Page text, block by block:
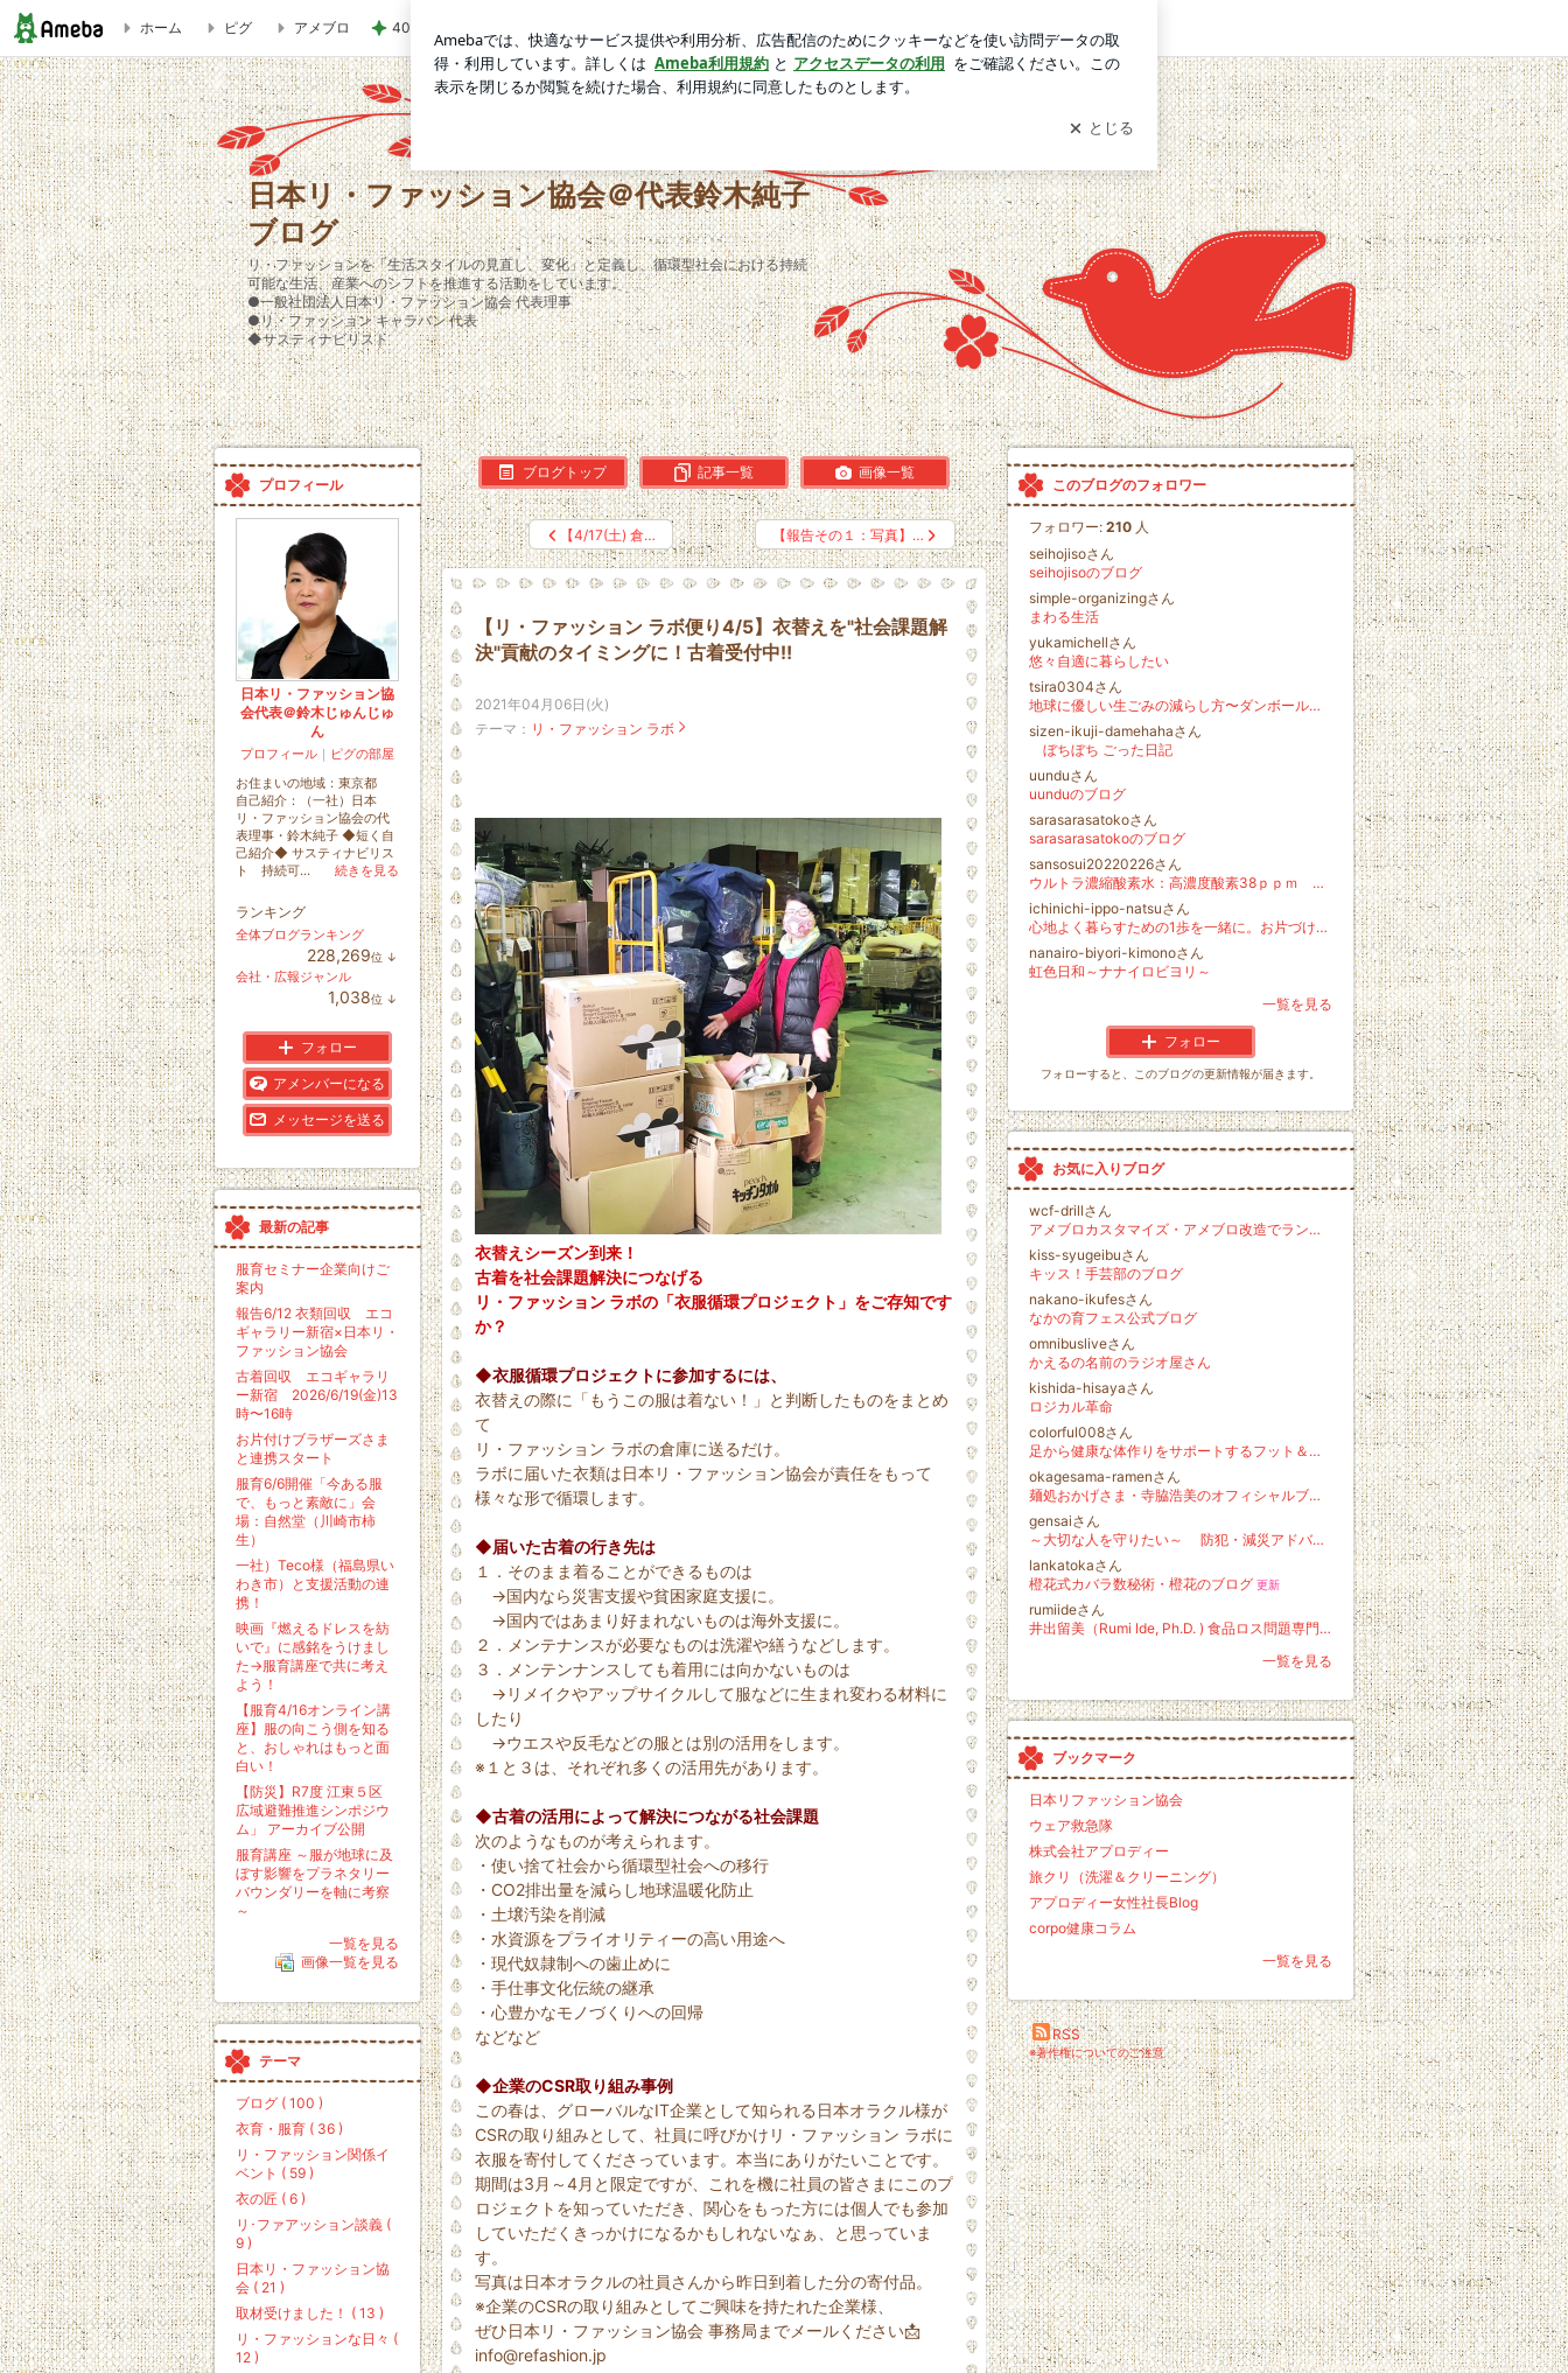
【リ・ファッション ラボ便り4/5】衣替えを"社会課題解決"貢献のタイミングに！古着受付中‼️ | 日本リ・ファッション協会＠代表鈴木純子ブログ
ホーム ピグ アメブロ 40代が考える老後の最低ライン ログイン
日本リ・ファッション協会＠代表鈴木純子
ブログ
リ・ファッションを「生活スタイルの見直し、変化」と定義し、循環型社会における持続
可能な生活、産業へのシフトを推進する活動をしています。
●一般社団法人日本リ・ファッション協会 代表理事
●リ・ファッション キャラバン 代表
◆サスティナビリスト
ブログトップ 記事一覧 画像一覧
【4/17(土) 倉… 【報告その１：写真】…
【リ・ファッション ラボ便り4/5】衣替えを"社会課題解
決"貢献のタイミングに！古着受付中‼️
2021年04月06日(火)
テーマ： リ・ファッション ラボ
衣替えシーズン到来！
古着を社会課題解決につなげる
リ・ファッション ラボの「衣服循環プロジェクト」をご存知です
か？
◆衣服循環プロジェクトに参加するには、
衣替えの際に「もうこの服は着ない！」と判断したものをまとめ
て
リ・ファッション ラボの倉庫に送るだけ。
ラボに届いた衣類は日本リ・ファッション協会が責任をもって
様々な形で循環します。
◆届いた古着の行き先は
１．そのまま着ることができるものは
→国内なら災害支援や貧困家庭支援に。
→国内ではあまり好まれないものは海外支援に。
２．メンテナンスが必要なものは洗濯や繕うなどします。
３．メンテンナンスしても着用には向かないものは
→リメイクやアップサイクルして服などに生まれ変わる材料に
したり
→ウエスや反毛などの服とは別の活用をします。
※１と３は、それぞれ多くの活用先があります。
◆古着の活用によって解決につながる社会課題
次のようなものが考えられます。
・使い捨て社会から循環型社会への移行
・CO2排出量を減らし地球温暖化防止
・土壌汚染を削減
・水資源をプライオリティーの高い用途へ
・現代奴隷制への歯止めに
・手仕事文化伝統の継承
・心豊かなモノづくりへの回帰
などなど
◆企業のCSR取り組み事例
この春は、グローバルなIT企業として知られる日本オラクル様が
CSRの取り組みとして、社員に呼びかけリ・ファッション ラボに
衣服を寄付してくださっています。本当にありがたいことです。
期間は3月～4月と限定ですが、これを機に社員の皆さまにこのプ
ロジェクトを知っていただき、関心をもった方には個人でも参加
していただくきっかけになるかもしれないなぁ、と思っていま
す。
写真は日本オラクルの社員さんから昨日到着した分の寄付品。
※企業のCSRの取り組みとしてご興味を持たれた企業様、
ぜひ日本リ・ファッション協会 事務局までメールください📩
info@refashion.jp
このブログのフォロワー
フォロワー: 210 人
seihojisoさん
seihojisoのブログ
simple-organizingさん
まわる生活
yukamichellさん
悠々自適に暮らしたい
tsira0304さん
地球に優しい生ごみの減らし方〜ダンボールコンポストの教科書
sizen-ikuji-damehahaさん
ぼちぼち ごった日記
uunduさん
uunduのブログ
sarasarasatokoさん
sarasarasatokoのブログ
sansosui20220226さん
ウルトラ濃縮酸素水：高濃度酸素38ｐｐｍ ゼロ波動 愛の水
ichinichi-ippo-natsuさん
心地よく暮らすための1歩を一緒に。お片づけのプロであるライフオーガナイザー®、なつこのブログ
nanairo-biyori-kimonoさん
虹色日和～ナナイロビヨリ～
一覧を見る
フォロー
フォローすると、このブログの更新情報が届きます。
お気に入りブログ
wcf-drillさん
アメブロカスタマイズ・アメブロ改造でランキングアップ
kiss-syugeibuさん
キッス！手芸部のブログ
nakano-ikufesさん
なかの育フェス公式ブログ
omnibusliveさん
かえるの名前のラジオ屋さん
kishida-hisayaさん
ロジカル革命
colorful008さん
足から健康な体作りをサポートするフット＆アロマサロン「カラフルデイズ」＠練馬区/西武池袋線富士見台駅徒歩１分
okagesama-ramenさん
麺処おかげさま・寺脇浩美のオフィシャルブログ
gensaiさん
～大切な人を守りたい～ 防犯・減災アドバイザー 「ケンタロウ」のブログ
更新
lankatokaさん
橙花式カバラ数秘術・橙花のブログ 更新
rumiideさん
井出留美（Rumi Ide, Ph.D. ) 食品ロス問題専門家 オフィシャルブログ
一覧を見る
ブックマーク
日本リファッション協会
ウェア救急隊
株式会社アプロディー
旅クリ（洗濯＆クリーニング）
アプロディー女性社長Blog
corpo健康コラム
一覧を見る
RSS
※著作権についてのご注意
プロフィール
日本リ・ファッション協
会代表＠鈴木じゅんじゅ
ん
プロフィール ｜ ピグの部屋
お住まいの地域： 東京都
自己紹介：（一社）日本
リ・ファッション協会の代
表理事・鈴木純子 ◆短く自
己紹介◆ サスティナビリス
ト 持続可...
続きを見る
ランキング
全体ブログランキング
228,269位 ↓
会社・広報ジャンル
1,038位 ↓
フォロー
アメンバーになる
メッセージを送る
最新の記事
服育セミナー企業向けご
案内
報告6/12 衣類回収 エコ
ギャラリー新宿×日本リ・
ファッション協会
古着回収 エコギャラリ
ー新宿 2026/6/19(金)13
時〜16時
お片付けブラザーズさま
と連携スタート
服育6/6開催「今ある服
で、もっと素敵に」会
場：自然堂（川崎市柿
生）
一社）Teco様（福島県い
わき市）と支援活動の連
携！
映画『燃えるドレスを紡
いで』に感銘をうけまし
た→服育講座で共に考え
よう！
【服育4/16オンライン講
座】服の向こう側を知る
と、おしゃれはもっと面
白い！
【防災】R7度 江東５区
広域避難推進シンポジウ
ム」 アーカイブ公開
服育講座 ～服が地球に及
ぼす影響をプラネタリー
バウンダリーを軸に考察
～
一覧を見る
画像一覧を見る
テーマ
ブログ ( 100 )
衣育・服育 ( 36 )
リ・ファッション関係イ
ベント ( 59 )
衣の匠 ( 6 )
リ･ファアッション談義 (
9 )
日本リ・ファッション協
会 ( 21 )
取材受けました！ ( 13 )
リ・ファッションな日々 (
12 )